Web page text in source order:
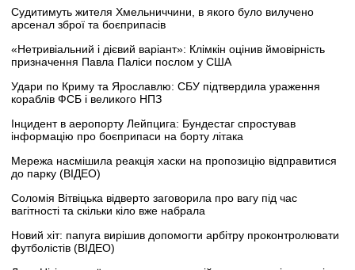
Судитимуть жителя Хмельниччини, в якого було вилучено
арсенал зброї та боєприпасів
«Нетривіальний і дієвий варіант»: Клімкін оцінив ймовірність
призначення Павла Паліси послом у США
Удари по Криму та Ярославлю: СБУ підтвердила ураження
кораблів ФСБ і великого НПЗ
Інцидент в аеропорту Лейпцига: Бундестаг спростував
інформацію про боєприпаси на борту літака
Мережа насмішила реакція хаски на пропозицію відправитися
до парку (ВІДЕО)
Соломія Вітвіцька відверто заговорила про вагу під час
вагітності та скільки кіло вже набрала
Новий хіт: папуга вирішив допомогти арбітру проконтролювати
футболістів (ВІДЕО)